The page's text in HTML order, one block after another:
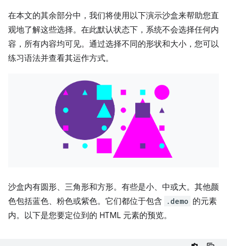
在本文的其余部分中，我们将使用以下演示沙盒来帮助您直
观地了解这些选择。在此默认状态下，系统不会选择任何内
容，所有内容均可见。通过选择不同的形状和大小，您可以
练习语法并查看其运作方式。
沙盒内有圆形、三角形和方形。有些是小、中或大。其他颜
色包括蓝色、粉色或紫色。它们都位于包含
.demo 的元素
内。以下是您要定位到的 HTML 元素的预览。